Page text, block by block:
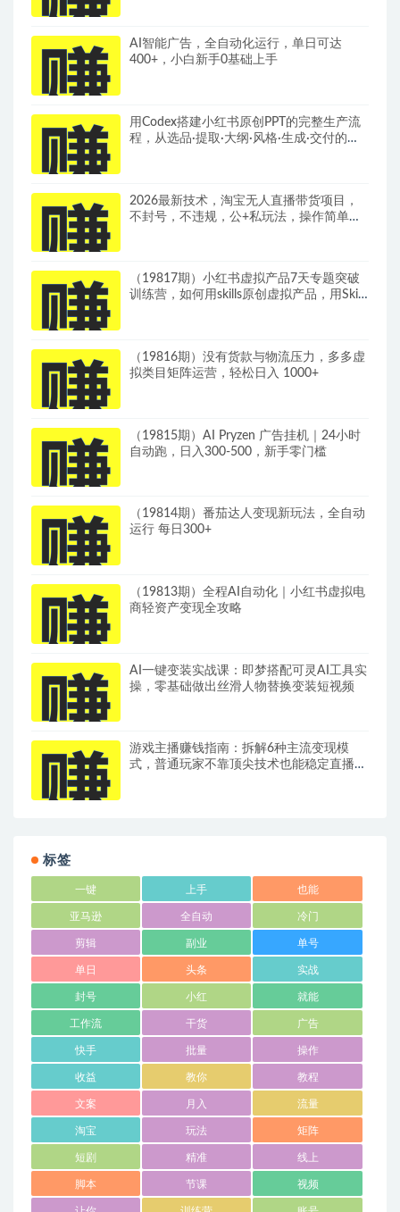
AI智能广告，全自动化运行，单日可达
400+，小白新手0基础上手
用Codex搭建小红书原创PPT的完整生产流
程，从选品·提取·大纲·风格·生成·交付的九
2026最新技术，淘宝无人直播带货项目，
不封号，不违规，公+私玩法，操作简单，
（19817期）小红书虚拟产品7天专题突破
训练营，如何用skills原创虚拟产品，用Skil
（19816期）没有货款与物流压力，多多虚
拟类目矩阵运营，轻松日入 1000+
（19815期）AI Pryzen 广告挂机｜24小时
自动跑，日入300-500，新手零门槛
（19814期）番茄达人变现新玩法，全自动
运行 每日300+
（19813期）全程AI自动化｜小红书虚拟电
商轻资产变现全攻略
AI一键变装实战课：即梦搭配可灵AI工具实
操，零基础做出丝滑人物替换变装短视频
游戏主播赚钱指南：拆解6种主流变现模
式，普通玩家不靠顶尖技术也能稳定直播增
标签
一键 上手 也能
亚马逊 全自动 冷门
剪辑 副业 单号
单日 头条 实战
封号 小红 就能
工作流 干货 广告
快手 批量 操作
收益 教你 教程
文案 月入 流量
淘宝 玩法 矩阵
短剧 精准 线上
脚本 节课 视频